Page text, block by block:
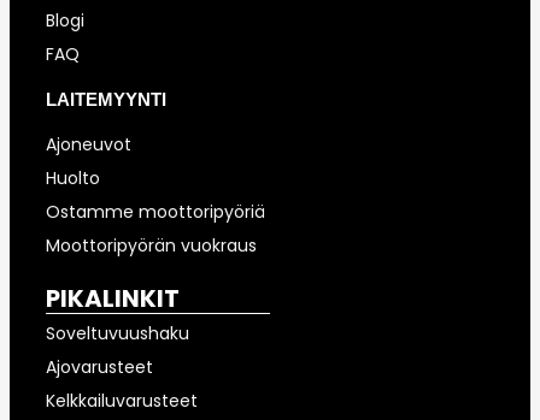
Blogi
FAQ
LAITEMYYNTI
Ajoneuvot
Huolto
Ostamme moottoripyöriä
Moottoripyörän vuokraus
PIKALINKIT
Soveltuvuushaku
Ajovarusteet
Kelkkailuvarusteet